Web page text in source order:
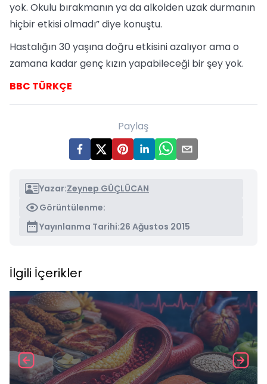
yok. Okulu bırakmanın ya da alkolden uzak durmanın
hiçbir etkisi olmadı” diye konuştu.
Hastalığın 30 yaşına doğru etkisini azalıyor ama o
zamana kadar genç kızın yapabileceği bir şey yok.
BBC TÜRKÇE
Paylaş
Yazar:Zeynep GÜÇLÜCAN
Görüntülenme:
Yayınlanma Tarihi:26 Ağustos 2015
İlgili İçerikler